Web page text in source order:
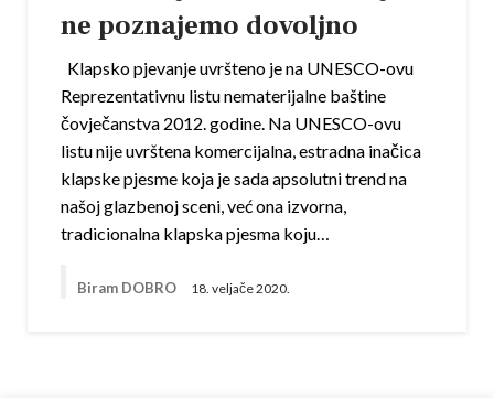
ne poznajemo dovoljno
Klapsko pjevanje uvršteno je na UNESCO-ovu
Reprezentativnu listu nematerijalne baštine
čovječanstva 2012. godine. Na UNESCO-ovu
listu nije uvrštena komercijalna, estradna inačica
klapske pjesme koja je sada apsolutni trend na
našoj glazbenoj sceni, već ona izvorna,
tradicionalna klapska pjesma koju…
Biram DOBRO 18. veljače 2020.